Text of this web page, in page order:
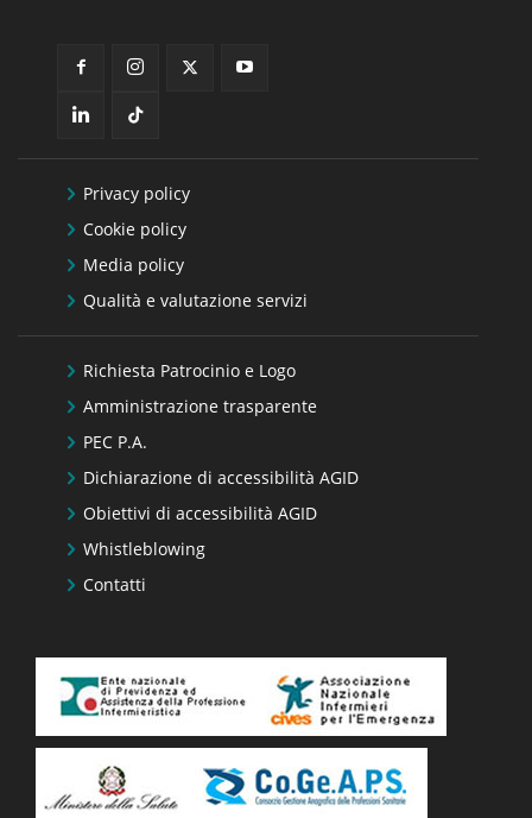
Privacy policy
Cookie policy
Media policy
Qualità e valutazione servizi
Richiesta Patrocinio e Logo
Amministrazione trasparente
PEC P.A.
Dichiarazione di accessibilità AGID
Obiettivi di accessibilità AGID
Whistleblowing
Contatti